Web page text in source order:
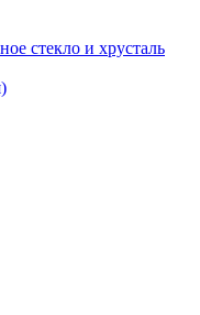
стекло и хрусталь